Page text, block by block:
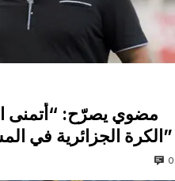
مضوي يصرّح: “أتمنى
الكرة الجزائرية في المسابقات القارية”
0